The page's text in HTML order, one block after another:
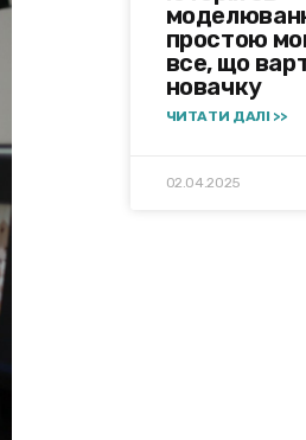
простою
все, що
новачку
ЧИТАТИ ДАЛІ >>
02.04.2025